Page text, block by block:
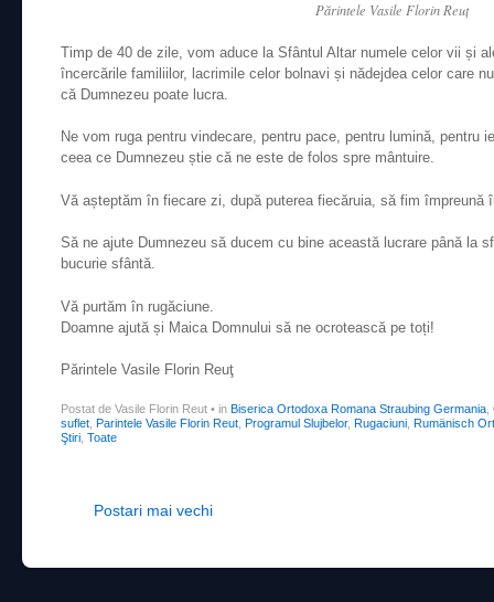
Părintele Vasile Florin Reuţ
Timp de 40 de zile, vom aduce la Sfântul Altar numele celor vii și
încercările familiilor, lacrimile celor bolnavi și nădejdea celor care
că Dumnezeu poate lucra.
Ne vom ruga pentru vindecare, pentru pace, pentru lumină, pentru
ceea ce Dumnezeu știe că ne este de folos spre mântuire.
Vă așteptăm în fiecare zi, după puterea fiecăruia, să fim împreună
Să ne ajute Dumnezeu să ducem cu bine această lucrare până la
bucurie sfântă.
Vă purtăm în rugăciune.
Doamne ajută și Maica Domnului să ne ocrotească pe toți!
Părintele Vasile Florin Reuţ
Postat de Vasile Florin Reut • in Biserica Ortodoxa Romana Straubing Germania
suflet Parintele Vasile Florin Reut Programul Slujbelor, Rugaciuni Rumänisch
Ştiri Toate
Post navigation
Postari mai vechi